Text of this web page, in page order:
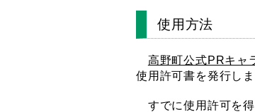
使用方法
高野町公式PRキャ
使用許可書を発行し
すでに使用許可を得